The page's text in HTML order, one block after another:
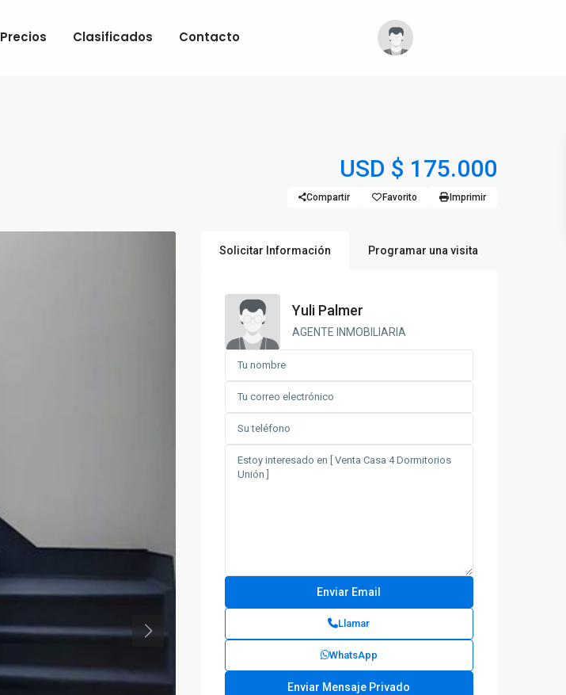
Precios Clasificados Contacto
USD $ 175.000
Compartir Favorito Imprimir
Previous
Solicitar Información Programar una visita
Yuli Palmer
AGENTE INMOBILIARIA
Llamar
WhatsApp